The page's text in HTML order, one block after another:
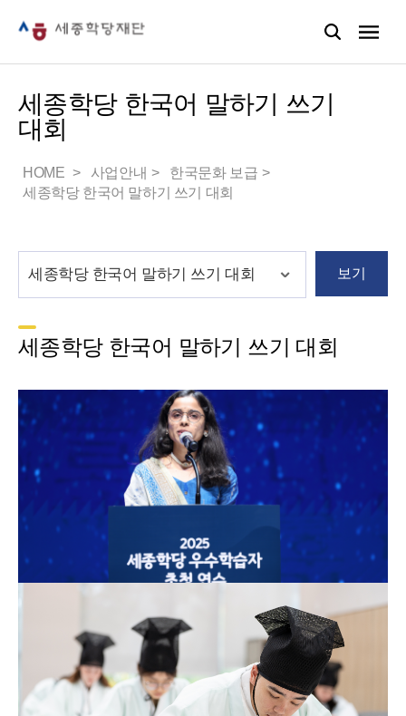
세종학당 한국어 말하기 쓰기
대회
HOME 사업안내
한국문화 보급
세종학당 한국어 말하기 쓰기 대회
보기
세종학당 한국어 말하기 쓰기 대회